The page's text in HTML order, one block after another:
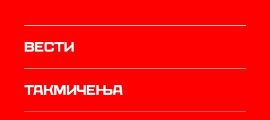
Вести
Такмичења